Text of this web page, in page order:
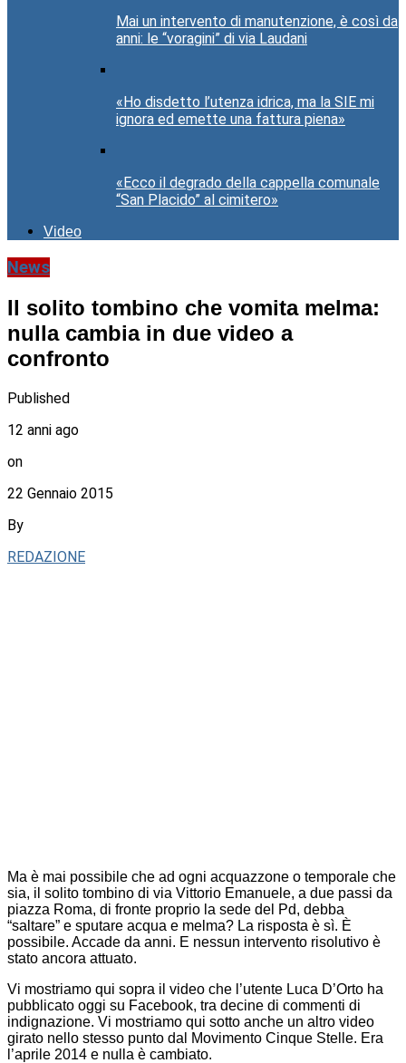
Mai un intervento di manutenzione, è così da
anni: le “voragini” di via Laudani
«Ho disdetto l’utenza idrica, ma la SIE mi
ignora ed emette una fattura piena»
«Ecco il degrado della cappella comunale
“San Placido” al cimitero»
Video
News
Il solito tombino che vomita melma:
nulla cambia in due video a
confronto
Published
12 anni ago
on
22 Gennaio 2015
By
REDAZIONE
Ma è mai possibile che ad ogni acquazzone o temporale che
sia, il solito tombino di via Vittorio Emanuele, a due passi da
piazza Roma, di fronte proprio la sede del Pd, debba
“saltare” e sputare acqua e melma? La risposta è sì. È
possibile. Accade da anni. E nessun intervento risolutivo è
stato ancora attuato.
Vi mostriamo qui sopra il video che l’utente Luca D’Orto ha
pubblicato oggi su Facebook, tra decine di commenti di
indignazione. Vi mostriamo qui sotto anche un altro video
girato nello stesso punto dal Movimento Cinque Stelle. Era
l’aprile 2014 e nulla è cambiato.